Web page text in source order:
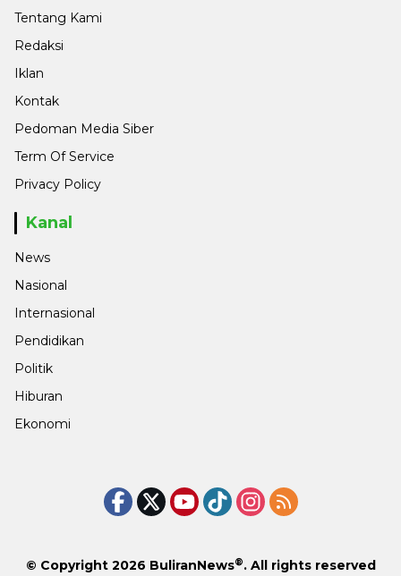
Tentang Kami
Redaksi
Iklan
Kontak
Pedoman Media Siber
Term Of Service
Privacy Policy
Kanal
News
Nasional
Internasional
Pendidikan
Politik
Hiburan
Ekonomi
© Copyright 2026 BuliranNews®. All rights reserved